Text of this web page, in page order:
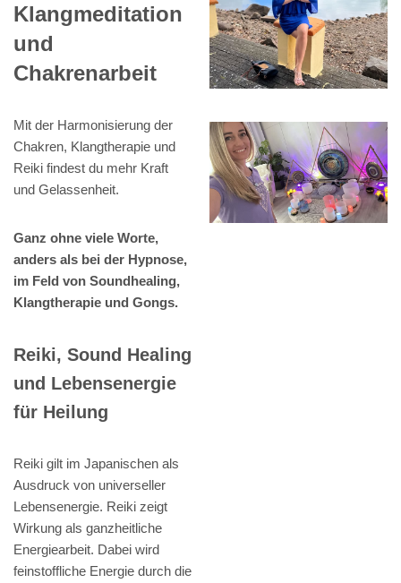
Klangmeditation
und
Chakrenarbeit
Mit der Harmonisierung der
Chakren, Klangtherapie und
Reiki findest du mehr Kraft
und Gelassenheit.
Ganz ohne viele Worte,
anders als bei der Hypnose,
im Feld von Soundhealing,
Klangtherapie und Gongs.
Reiki, Sound Healing
und Lebensenergie
für Heilung
Reiki gilt im Japanischen als
Ausdruck von universeller
Lebensenergie. Reiki zeigt
Wirkung als ganzheitliche
Energiearbeit. Dabei wird
feinstoffliche Energie durch die